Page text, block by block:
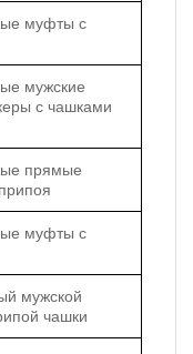
муфты с
мужские
с чашками
прямые
муфты с
мужской
чашки